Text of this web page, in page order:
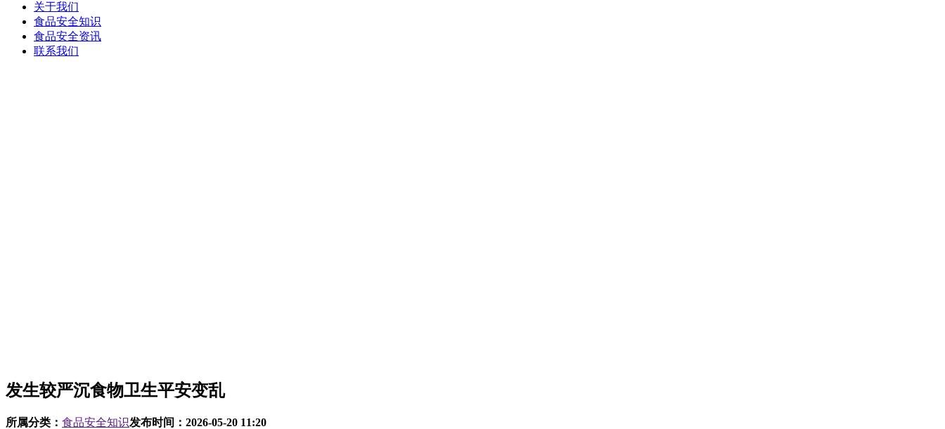
关于我们
食品安全知识
食品安全资讯
联系我们
发生较严沉食物卫生平安变乱
所属分类： 食品安全知识发布时间： 2026-05-20 11:20